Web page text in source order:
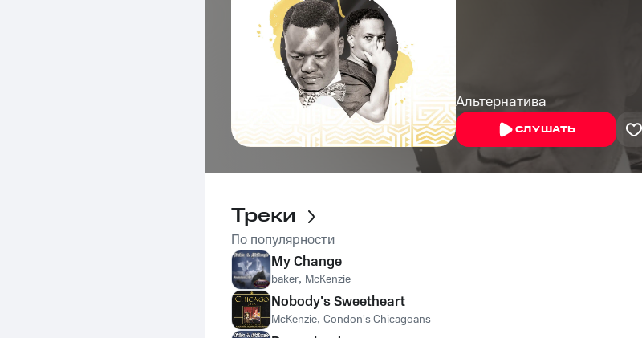
Альтернатива
СЛУШАТЬ
Треки
По популярности
My Change
baker, McKenzie
Nobody's Sweetheart
McKenzie, Condon's Chicagoans